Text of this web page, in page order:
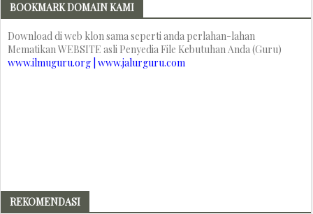
BOOKMARK DOMAIN KAMI
Download di web klon sama seperti anda perlahan-lahan
Mematikan WEBSITE asli Penyedia File Kebutuhan Anda (Guru)
www.ilmuguru.org | www.jalurguru.com
REKOMENDASI